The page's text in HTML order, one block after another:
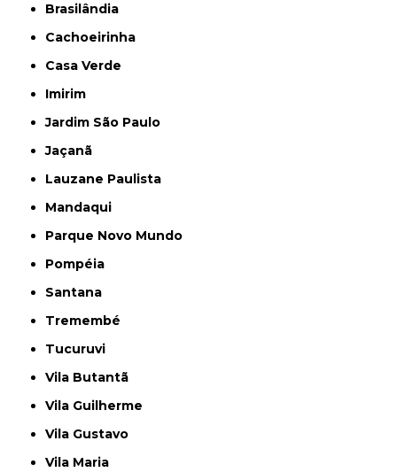
Brasilândia
Cachoeirinha
Casa Verde
Imirim
Jardim São Paulo
Jaçanã
Lauzane Paulista
Mandaqui
Parque Novo Mundo
Pompéia
Santana
Tremembé
Tucuruvi
Vila Butantã
Vila Guilherme
Vila Gustavo
Vila Maria